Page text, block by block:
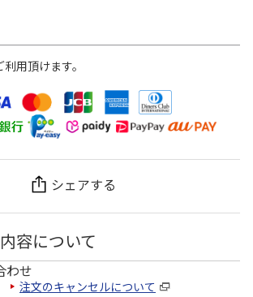
用頂けます。
シェアする
容について
わせ
注文のキャンセルについて